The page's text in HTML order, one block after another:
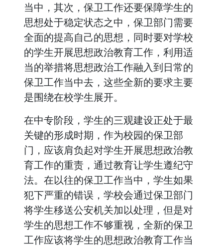
当中，其次，保卫工作还要保障学生的
思想处于稳定状态之中，保卫部门需要
全面的提高自己的思想，同时要对学校
的学生开展思想政治教育工作，利用适
当的举措将思想政治工作融入到日常的
保卫工作当中去，这些全新的要求主要
是围绕在校学生展开。
在中专阶段，学生的三观建设正处于最
关键的形成时期，作为校园的保卫部
门，应该肩负起对学生开展思想政治教
育工作的重责，通过教育让学生遵纪守
法。在以往的保卫工作当中，学生如果
犯下严重的错误，学校会通过保卫部门
将学生移送公安机关加以处理，但是对
学生的思想工作不够重视，全新的保卫
工作应该将学生的思想政治教育工作当